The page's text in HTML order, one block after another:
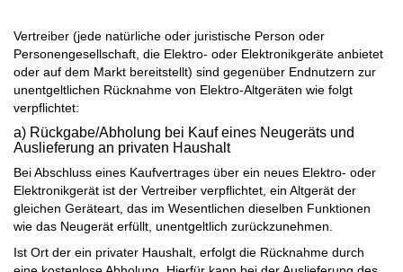
Vertreiber (jede natürliche oder juristische Person oder
Personengesellschaft, die Elektro- oder Elektronikgeräte anbietet
oder auf dem Markt bereitstellt) sind gegenüber Endnutzern zur
unentgeltlichen Rücknahme von Elektro-Altgeräten wie folgt
verpflichtet:
a) Rückgabe/Abholung bei Kauf eines Neugeräts und
Auslieferung an privaten Haushalt
Bei Abschluss eines Kaufvertrages über ein neues Elektro- oder
Elektronikgerät ist der Vertreiber verpflichtet, ein Altgerät der
gleichen Geräteart, das im Wesentlichen dieselben Funktionen
wie das Neugerät erfüllt, unentgeltlich zurückzunehmen.
Ist Ort der ein privater Haushalt, erfolgt die Rücknahme durch